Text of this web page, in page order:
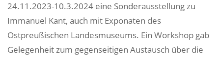
24.11.2023-10.3.2024 eine Sonderausstellung zu
Immanuel Kant, auch mit Exponaten des
Ostpreußischen Landesmuseums. Ein Workshop gab
Gelegenheit zum gegenseitigen Austausch über die